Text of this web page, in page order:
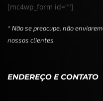
[mc4wp_form id=""]
* Não se preocupe, não
nossos clientes
ENDEREÇO E CONTATO